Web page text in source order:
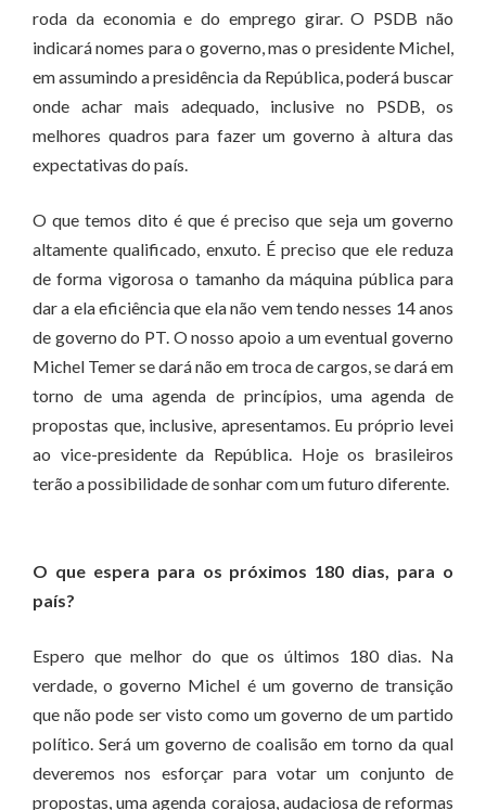
roda da economia e do emprego girar. O PSDB não
indicará nomes para o governo, mas o presidente Michel,
em assumindo a presidência da República, poderá buscar
onde achar mais adequado, inclusive no PSDB, os
melhores quadros para fazer um governo à altura das
expectativas do país.
O que temos dito é que é preciso que seja um governo
altamente qualificado, enxuto. É preciso que ele reduza
de forma vigorosa o tamanho da máquina pública para
dar a ela eficiência que ela não vem tendo nesses 14 anos
de governo do PT. O nosso apoio a um eventual governo
Michel Temer se dará não em troca de cargos, se dará em
torno de uma agenda de princípios, uma agenda de
propostas que, inclusive, apresentamos. Eu próprio levei
ao vice-presidente da República. Hoje os brasileiros
terão a possibilidade de sonhar com um futuro diferente.
O que espera para os próximos 180 dias, para o
país?
Espero que melhor do que os últimos 180 dias. Na
verdade, o governo Michel é um governo de transição
que não pode ser visto como um governo de um partido
político. Será um governo de coalisão em torno da qual
deveremos nos esforçar para votar um conjunto de
propostas, uma agenda corajosa, audaciosa de reformas